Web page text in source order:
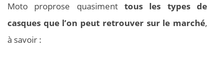
Moto proprose quasiment tous les types de
casques que l’on peut retrouver sur le marché,
à savoir :